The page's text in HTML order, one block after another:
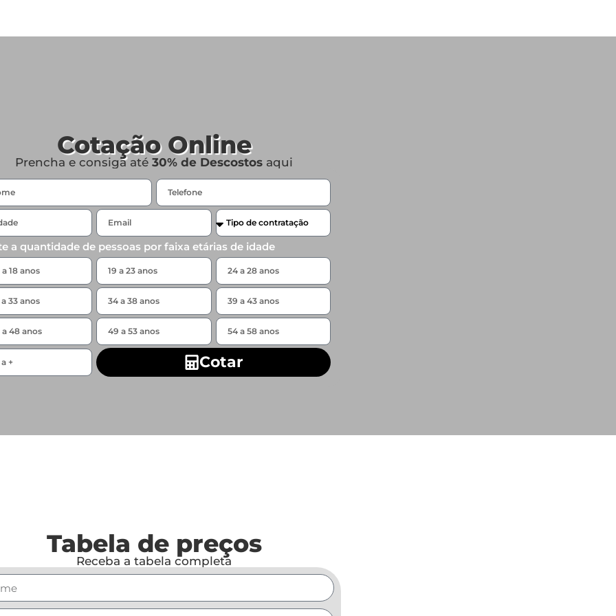
Cotação Online
Prencha e consiga até 30% de Descostos aqui
a quantidade de pessoas por faixa etárias de idade
Cotar
Tabela de preços
Receba a tabela completa